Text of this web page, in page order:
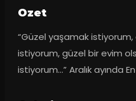
Ozet
“Güzel yaşamak
istiyorum, güzel bir evim
istiyorum…” Aralık ayında